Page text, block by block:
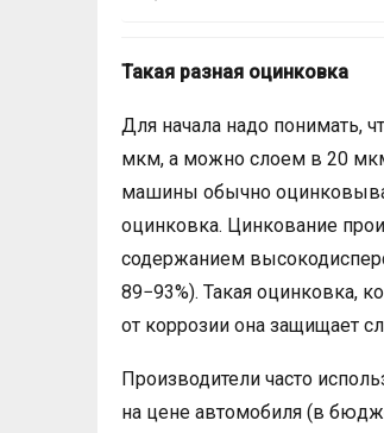
Такая разная оцинковка
Для начала надо понимать,
мкм, а можно слоем в 20
машины обычно
оцинковка. Цинкование
содержанием
89−93%). Такая оцинковка,
от коррозии она защищает
Производители часто
на цене автомобиля (в